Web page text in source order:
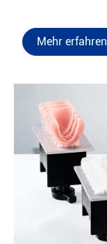
Mehr erfahren